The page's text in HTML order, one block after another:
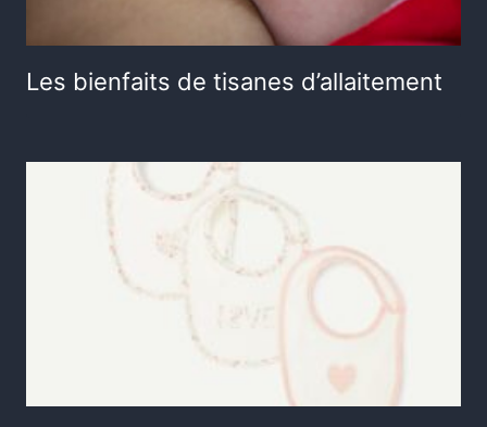
Les bienfaits de tisanes d’allaitement